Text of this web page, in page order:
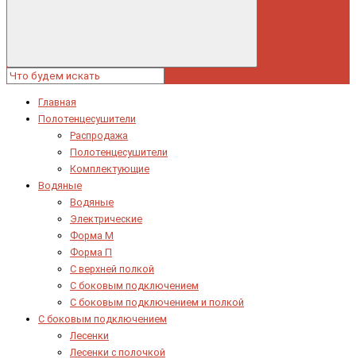
Главная
Полотенцесушители
Распродажа
Полотенцесушители
Комплектующие
Водяные
Водяные
Электрические
Форма М
Форма П
C верхней полкой
C боковым подключением
C боковым подключением и полкой
С боковым подключением
Лесенки
Лесенки с полочкой